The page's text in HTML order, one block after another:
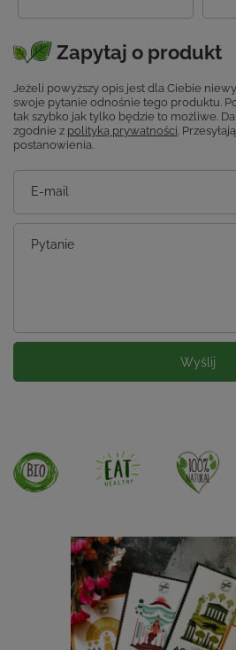
Zapytaj o produkt
Jeżeli powyższy opis jest dla Ciebie
swoje pytanie odnośnie tego produktu.
tak szybko jak tylko będzie to możliwe.
zgodnie z polityką prywatności.
postanowienia.
E-mail
Pytanie
Wyślij